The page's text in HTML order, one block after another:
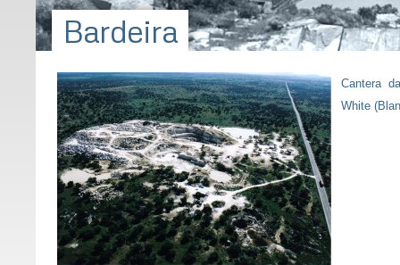
Bardeira
Slideshow
Cantera
White